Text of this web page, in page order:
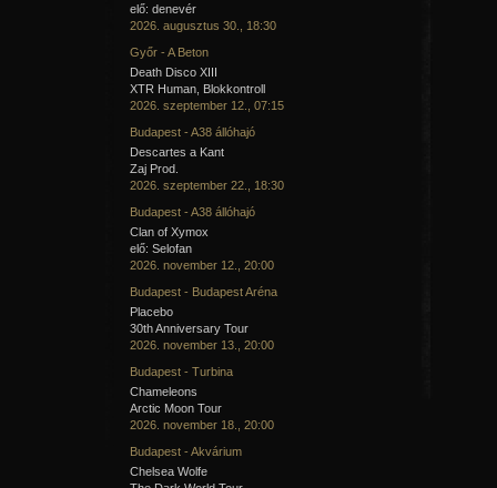
elő: denevér
2026. augusztus 30., 18:30
Győr - A Beton
Death Disco XIII
XTR Human, Blokkontroll
2026. szeptember 12., 07:15
Budapest - A38 állóhajó
Descartes a Kant
Zaj Prod.
2026. szeptember 22., 18:30
Budapest - A38 állóhajó
Clan of Xymox
elő: Selofan
2026. november 12., 20:00
Budapest - Budapest Aréna
Placebo
30th Anniversary Tour
2026. november 13., 20:00
Budapest - Turbina
Chameleons
Arctic Moon Tour
2026. november 18., 20:00
Budapest - Akvárium
Chelsea Wolfe